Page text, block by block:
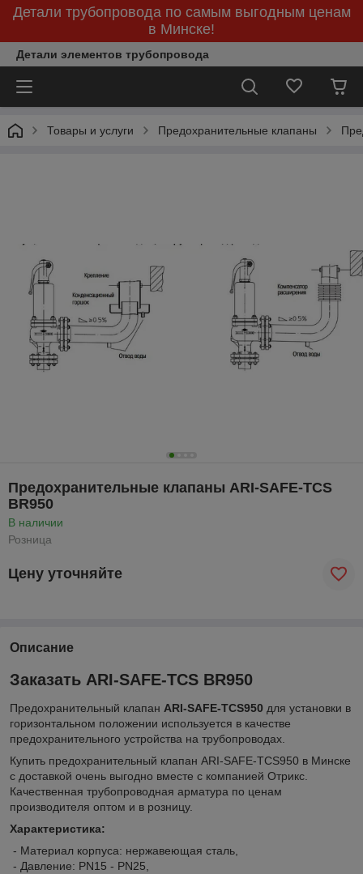
Детали трубопровода по самым выгодным ценам
в Минске!
Детали элементов трубопровода
Товары и услуги Предохранительные клапаны
Предохранительные клапаны ARI-SAFE-TCS
BR950
В наличии
Розница
Цену уточняйте
Описание
Заказать ARI-SAFE-TCS BR950
Предохранительный клапан ARI-SAFE-TCS950 для установки в
горизонтальном положении используется в качестве
предохранительного устройства на трубопроводах.
Купить предохранительный клапан ARI-SAFE-TCS950 в Минске
с доставкой очень выгодно вместе с компанией Отрикс.
Качественная трубопроводная арматура по ценам
производителя оптом и в розницу.
Характеристика:
- Материал корпуса: нержавеющая сталь,
- Давление: PN15 - PN25,